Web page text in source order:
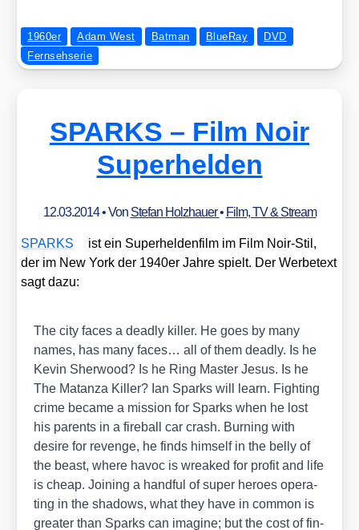
1960er Adam West Batman BlueRay
DVD
Fernsehserie
SPARKS – Film Noir
Superhelden
12.03.2014• Von Stefan Holzhauer• Film, TV & Stream
SPARKS
ist ein Super­hel­den­film im Film Noir-Stil,
der im New York der 1940er Jah­re spielt. Der Wer­be­text
sagt dazu:
The city faces a dead­ly kil­ler. He goes by many
names, has many faces… all of them dead­ly. Is he
Kevin Sher­wood? Is he Ring Mas­ter Jesus. Is he
The Mat­an­za Kil­ler? Ian Sparks will learn. Fight­ing
crime beca­me a mis­si­on for Sparks when he lost
his par­ents in a fire­ball car crash. Bur­ning with
desi­re for reven­ge, he finds hims­elf in the bel­ly of
the beast, whe­re havoc is wrea­k­ed for pro­fit and life
is cheap. Joi­ning a handful of super heroes ope­ra­
ting in the shadows, what they have in com­mon is
grea­ter than Sparks can ima­gi­ne; but the cost of fin­